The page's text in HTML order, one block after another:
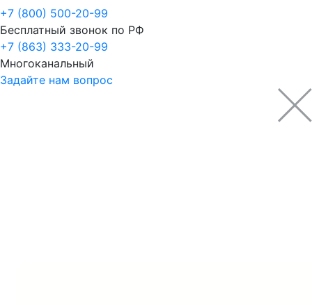
+7 (800) 500-20-99
Бесплатный звонок по РФ
+7 (863) 333-20-99
Многоканальный
Задайте нам вопрос